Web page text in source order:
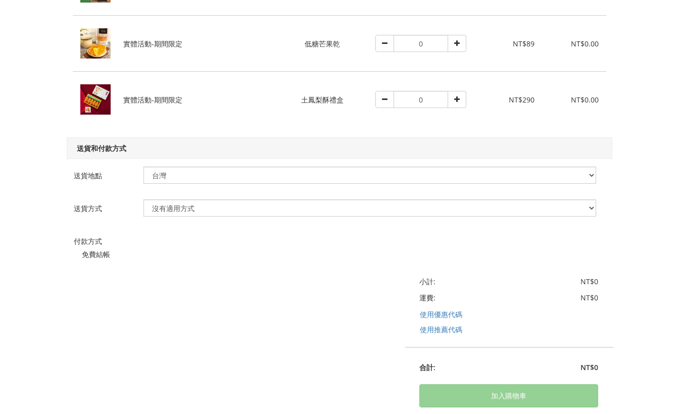
實體活動-期間限定 低糖芒果乾 NT$89 NT$0.00
實體活動-期間限定 土鳳梨酥禮盒 NT$290 NT$0.00
送貨和付款方式
送貨地點
送貨方式
付款方式
免費結帳
小計:
NT$0
運費:
NT$0
使用優惠代碼
使用推薦代碼
合計: NT$0
加入購物車